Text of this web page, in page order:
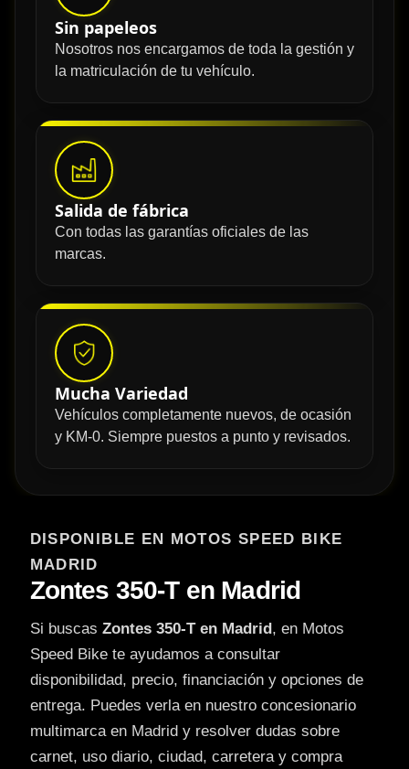
Sin papeleos
Nosotros nos encargamos de toda la gestión y
la matriculación de tu vehículo.
Salida de fábrica
Con todas las garantías oficiales de las
marcas.
Mucha Variedad
Vehículos completamente nuevos, de ocasión
y KM-0. Siempre puestos a punto y revisados.
DISPONIBLE EN MOTOS SPEED BIKE
MADRID
Zontes 350-T en Madrid
Si buscas Zontes 350-T en Madrid, en Motos
Speed Bike te ayudamos a consultar
disponibilidad, precio, financiación y opciones de
entrega. Puedes verla en nuestro concesionario
multimarca en Madrid y resolver dudas sobre
carnet, uso diario, ciudad, carretera y compra